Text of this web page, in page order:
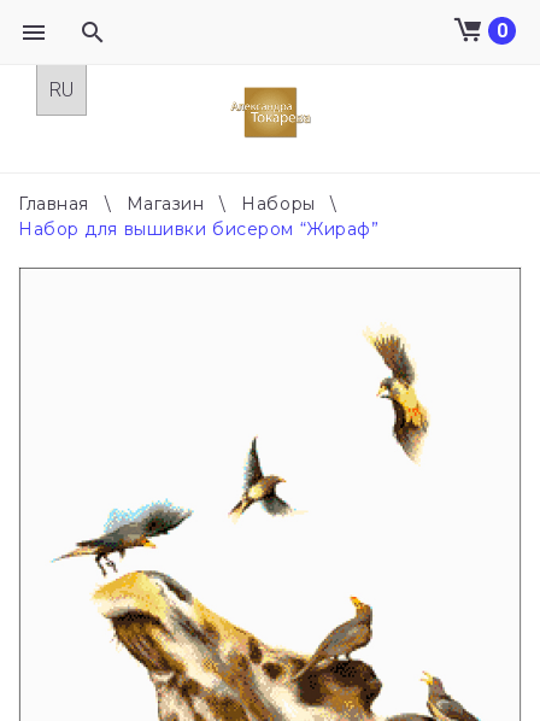
0
Главная \ Магазин \ Наборы
\
Набор для вышивки бисером “Жираф”